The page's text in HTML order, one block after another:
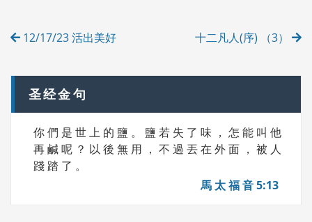
E
Post
12/17/23 活出美好 十二凡人(序) （3）
圣经金句
你 們 是 世 上 的 鹽 。 鹽 若 失 了 味 ， 怎 能 叫 他
再 鹹 呢 ？ 以 後 無 用 ， 不 過 丟 在 外 面 ， 被 人
踐 踏 了 。
馬 太 福 音 5:13